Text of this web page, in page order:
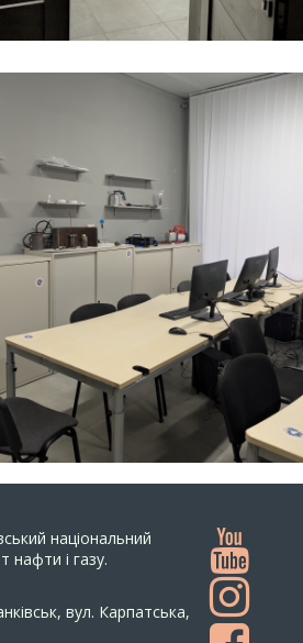
національний
нафти і газу.
вул. Карпатська,